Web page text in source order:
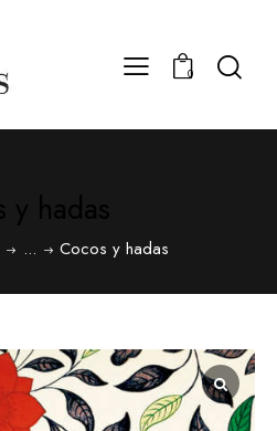
0
... Cocos y hadas